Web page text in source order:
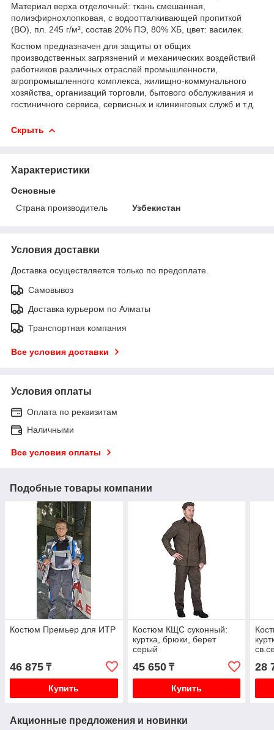
Материал верха отделочный: ткань смешанная,
полиэфирнохлопковая, с водоотталкивающей пропиткой
(ВО), пл. 245 г/м², состав 20% ПЭ, 80% ХБ, цвет: василек.
Костюм предназначен для защиты от общих
производственных загрязнений и механических воздействий
работников различных отраслей промышленности,
агропромышленного комплекса, жилищно-коммунального
хозяйства, организаций торговли, бытового обслуживания и
гостиничного сервиса, сервисных и клининговых служб и т.д.
Скрыть
Характеристики
Основные
Страна производитель
Узбекистан
Условия доставки
Доставка осуществляется только по предоплате.
Самовывоз
Доставка курьером по Алматы
Транспортная компания
Все условия доставки
Условия оплаты
Оплата по реквизитам
Наличными
Все условия оплаты
Подобные товары компании
Костюм Премьер для ИТР
46 875 ₸
Купить
Костюм КЩС суконный:
куртка, брюки, берет
серый
45 650₸
Купить
28
Акционные предложения и новинки